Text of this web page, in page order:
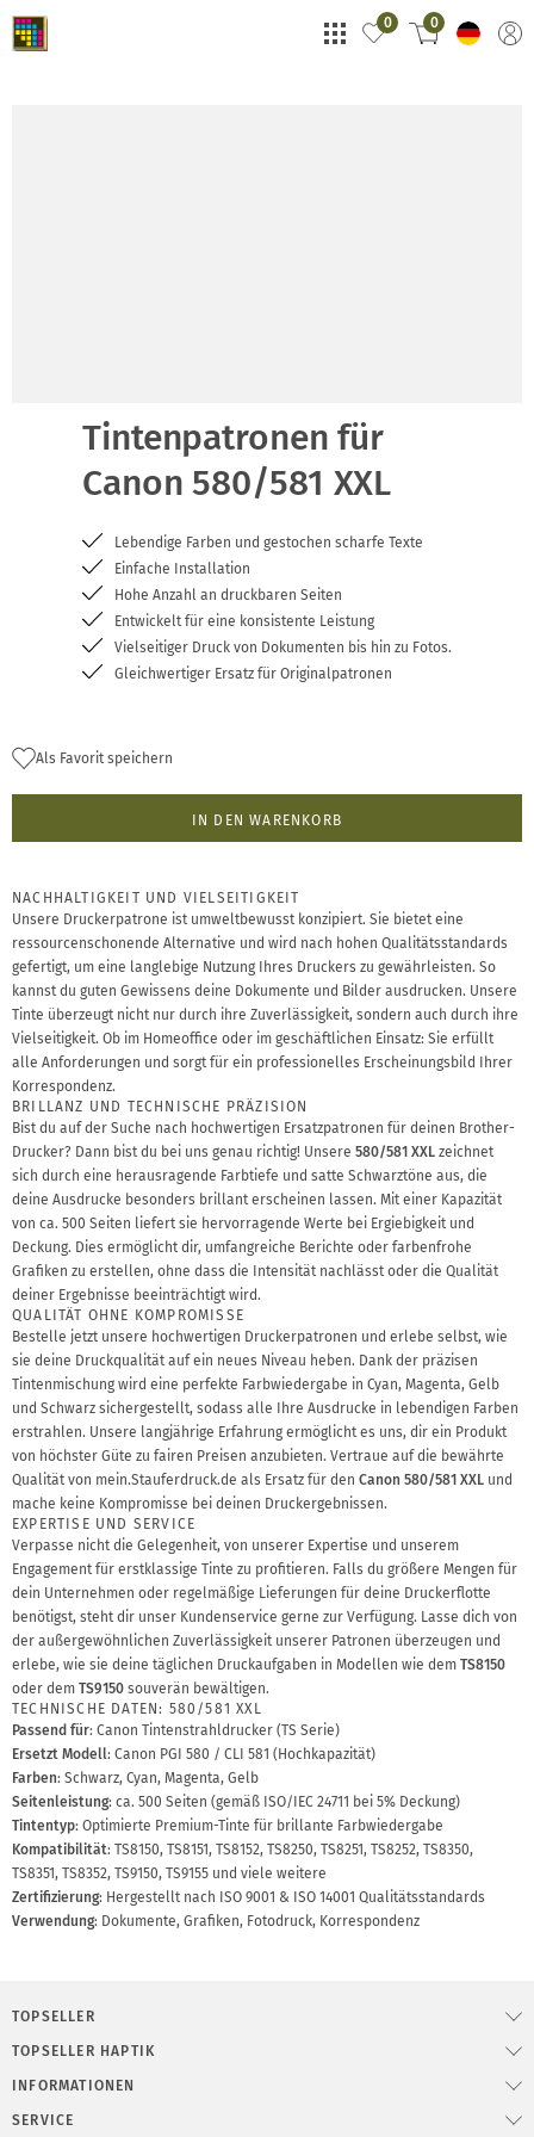
0 0
Tintenpatronen für
Canon 580/581 XXL
Lebendige Farben und gestochen scharfe Texte
Einfache Installation
Hohe Anzahl an druckbaren Seiten
Entwickelt für eine konsistente Leistung
Vielseitiger Druck von Dokumenten bis hin zu Fotos.
Gleichwertiger Ersatz für Originalpatronen
Als Favorit speichern
IN DEN WARENKORB
NACHHALTIGKEIT UND VIELSEITIGKEIT
Unsere Druckerpatrone ist umweltbewusst konzipiert. Sie bietet eine
ressourcenschonende Alternative und wird nach hohen Qualitätsstandards
gefertigt, um eine langlebige Nutzung Ihres Druckers zu gewährleisten. So
kannst du guten Gewissens deine Dokumente und Bilder ausdrucken. Unsere
Tinte überzeugt nicht nur durch ihre Zuverlässigkeit, sondern auch durch ihre
Vielseitigkeit. Ob im Homeoffice oder im geschäftlichen Einsatz: Sie erfüllt
alle Anforderungen und sorgt für ein professionelles Erscheinungsbild Ihrer
Korrespondenz.
BRILLANZ UND TECHNISCHE PRÄZISION
Bist du auf der Suche nach hochwertigen Ersatzpatronen für deinen Brother-
Drucker? Dann bist du bei uns genau richtig! Unsere 580/581 XXL zeichnet
sich durch eine herausragende Farbtiefe und satte Schwarztöne aus, die
deine Ausdrucke besonders brillant erscheinen lassen. Mit einer Kapazität
von ca. 500 Seiten liefert sie hervorragende Werte bei Ergiebigkeit und
Deckung. Dies ermöglicht dir, umfangreiche Berichte oder farbenfrohe
Grafiken zu erstellen, ohne dass die Intensität nachlässt oder die Qualität
deiner Ergebnisse beeinträchtigt wird.
QUALITÄT OHNE KOMPROMISSE
Bestelle jetzt unsere hochwertigen Druckerpatronen und erlebe selbst, wie
sie deine Druckqualität auf ein neues Niveau heben. Dank der präzisen
Tintenmischung wird eine perfekte Farbwiedergabe in Cyan, Magenta, Gelb
und Schwarz sichergestellt, sodass alle Ihre Ausdrucke in lebendigen Farben
erstrahlen. Unsere langjährige Erfahrung ermöglicht es uns, dir ein Produkt
von höchster Güte zu fairen Preisen anzubieten. Vertraue auf die bewährte
Qualität von mein.Stauferdruck.de als Ersatz für den Canon 580/581 XXL und
mache keine Kompromisse bei deinen Druckergebnissen.
EXPERTISE UND SERVICE
Verpasse nicht die Gelegenheit, von unserer Expertise und unserem
Engagement für erstklassige Tinte zu profitieren. Falls du größere Mengen für
dein Unternehmen oder regelmäßige Lieferungen für deine Druckerflotte
benötigst, steht dir unser Kundenservice gerne zur Verfügung. Lasse dich von
der außergewöhnlichen Zuverlässigkeit unserer Patronen überzeugen und
erlebe, wie sie deine täglichen Druckaufgaben in Modellen wie dem TS8150
oder dem TS9150 souverän bewältigen.
TECHNISCHE DATEN: 580/581 XXL
Passend für: Canon Tintenstrahldrucker (TS Serie)
Ersetzt Modell: Canon PGI 580 / CLI 581 (Hochkapazität)
Farben: Schwarz, Cyan, Magenta, Gelb
Seitenleistung: ca. 500 Seiten (gemäß ISO/IEC 24711 bei 5% Deckung)
Tintentyp: Optimierte Premium-Tinte für brillante Farbwiedergabe
Kompatibilität: TS8150, TS8151, TS8152, TS8250, TS8251, TS8252, TS8350,
TS8351, TS8352, TS9150, TS9155 und viele weitere
Zertifizierung: Hergestellt nach ISO 9001 & ISO 14001 Qualitätsstandards
Verwendung: Dokumente, Grafiken, Fotodruck, Korrespondenz
TOPSELLER
TOPSELLER HAPTIK
INFORMATIONEN
SERVICE